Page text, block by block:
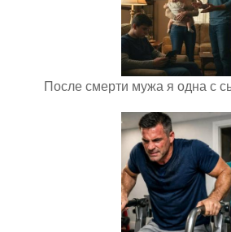
После смерти мужа я одна с